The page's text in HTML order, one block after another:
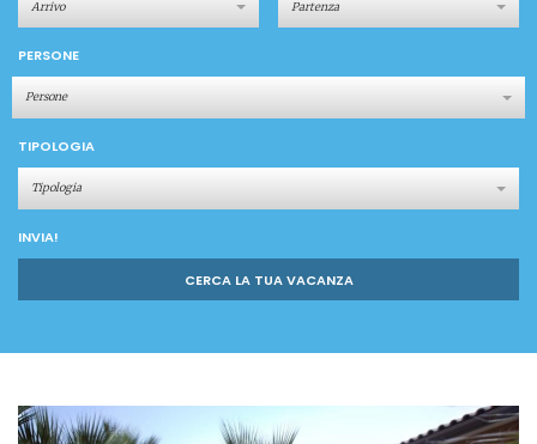
PERSONE
Persone
TIPOLOGIA
Tipologia
INVIA!
CERCA LA TUA VACANZA